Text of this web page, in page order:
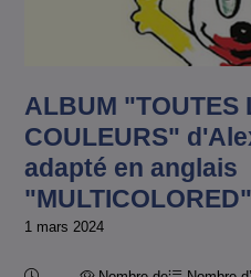
ALBUM "TOUTES
COULEURS"
adapté en anglais
"MULTICOLORED"
1 mars 2024